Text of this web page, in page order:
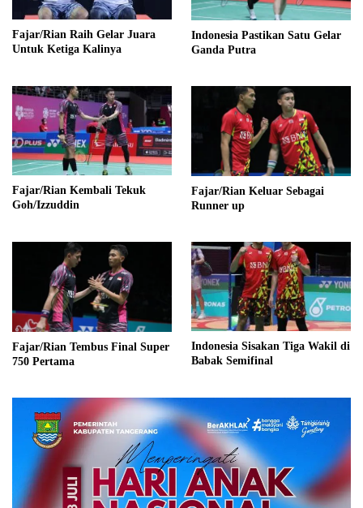
Fajar/Rian Raih Gelar Juara
Untuk Ketiga Kalinya
Indonesia Pastikan Satu Gelar
Ganda Putra
Fajar/Rian Kembali Tekuk
Goh/Izzuddin
Fajar/Rian Keluar Sebagai
Runner up
Fajar/Rian Tembus Final Super
750 Pertama
Indonesia Sisakan Tiga Wakil di
Babak Semifinal